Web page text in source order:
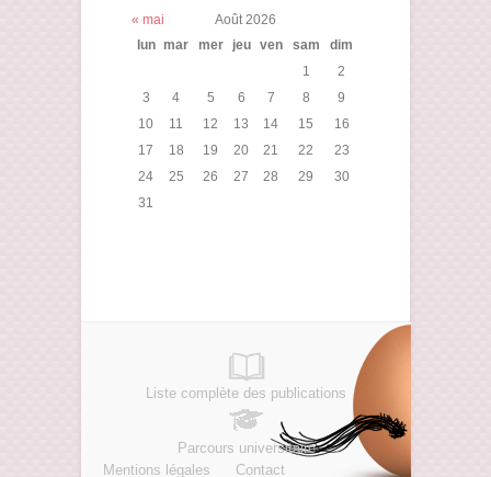
« mai
Août 2026
lun mar mer jeu ven sam
dim
1
2
3
4 5 6 7 8
9
10
11 12 13 14 15
16
17
18 19 20 21 22
23
24
25 26 27 28 29
30
31
Liste complète des publications
Parcours universitaire
Mentions légales
Contact